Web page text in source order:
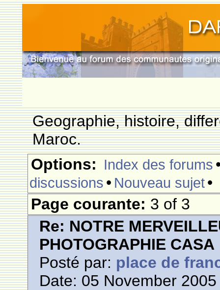
Geographie, histoire,
Maroc.
Options: Index des forums
discussions • Nouveau sujet•
Page courante: 3 of 3
Re: NOTRE
PHOTOGRAPHIE CASA
Posté par: place de
Date: 05 November